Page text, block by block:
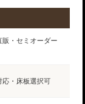
販・セミオーダー
応・床板選択可